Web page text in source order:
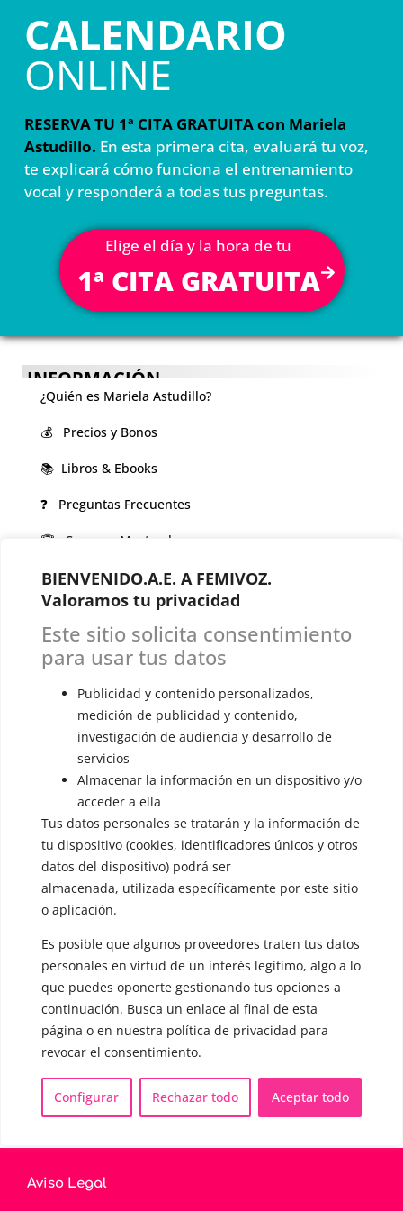
BIENVENIDO.A.E. A FEMIVOZ.
Valoramos tu privacidad
Este sitio solicita consentimiento
para usar tus datos
Publicidad y contenido personalizados,
medición de publicidad y contenido,
investigación de audiencia y desarrollo de
servicios
Almacenar la información en un dispositivo y/o
acceder a ella
Tus datos personales se tratarán y la información de
tu dispositivo (cookies, identificadores únicos y otros
datos del dispositivo) podrá ser
almacenada, utilizada específicamente por este sitio
o aplicación.
Es posible que algunos proveedores traten tus datos
personales en virtud de un interés legítimo, algo a lo
que puedes oponerte gestionando tus opciones a
continuación. Busca un enlace al final de esta
página o en nuestra política de privacidad para
revocar el consentimiento.
Configurar Rechazar todo Aceptar todo
CALENDARIO
ONLINE
RESERVA TU 1ª CITA GRATUITA con Mariela
Astudillo. En esta primera cita, evaluará tu voz,
te explicará cómo funciona el entrenamiento
vocal y responderá a todas tus preguntas.
Elige el día y la hora de tu
1ª CITA GRATUITA
INFORMACIÓN
¿Quién es Mariela Astudillo?
💰 Precios y Bonos
📚 Libros & Ebooks
❓ Preguntas Frecuentes
🏆 Cursos y Masterclass
VOCES LGBTQIA+ 🏳️‍🌈
▪️ Feminización de la voz
▪️ Masculinización de la voz
▪️ Dualización de la voz
▪️ Androginización de la voz
OTRAS SESIONES
▪️ Caracterización de la voz
▪️ Voz virilizada por esteroides
▪️ Modificación del acento
🟥 CIRUGÍA: Glotoplastia
CONTACTO Y CITAS
✅Pide tu CITA ONLINE
Email : contacto@femivoz.es
Aviso Legal